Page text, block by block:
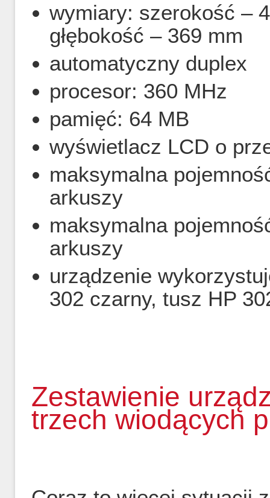
wymiary: szerokość –
głębokość – 369 mm
automatyczny duplex
procesor: 360 MHz
pamięć: 64 MB
wyświetlacz LCD o
maksymalna
arkuszy
maksymalna
arkuszy
urządzenie
302 czarny, tusz HP
Zestawienie
trzech wiodących